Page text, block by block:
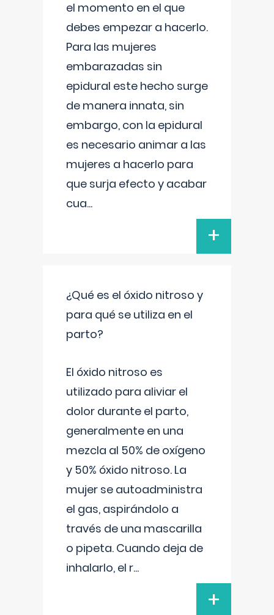
el momento en el que
debes empezar a hacerlo.
Para las mujeres
embarazadas sin
epidural este hecho surge
de manera innata, sin
embargo, con la epidural
es necesario animar a las
mujeres a hacerlo para
que surja efecto y acabar
cua...
+
¿Qué es el óxido nitroso y
para qué se utiliza en el
parto?
El óxido nitroso es
utilizado para aliviar el
dolor durante el parto,
generalmente en una
mezcla al 50% de oxígeno
y 50% óxido nitroso. La
mujer se autoadministra
el gas, aspirándolo a
través de una mascarilla
o pipeta. Cuando deja de
inhalarlo, el r...
+